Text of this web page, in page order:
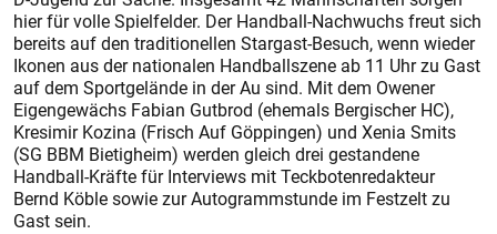
hier für volle Spielfelder. Der Handball-Nachwuchs freut sich
bereits auf den traditionellen Stargast-Besuch, wenn wieder
Ikonen aus der nationalen Handballszene ab 11 Uhr zu Gast
auf dem Sportgelände in der Au sind. Mit dem Owener
Eigengewächs Fabian Gutbrod (ehemals Bergischer HC),
Kresimir Kozina (Frisch Auf Göppingen) und Xenia Smits
(SG BBM Bietigheim) werden gleich drei gestandene
Handball-Kräfte für Interviews mit Teckbotenredakteur
Bernd Köble sowie zur Autogrammstunde im Festzelt zu
Gast sein.